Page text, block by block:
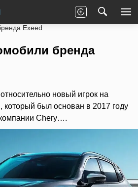
Новости партнеров
Exeed
бренда
новый игрок на
который был основан в 2017 году
Chery….